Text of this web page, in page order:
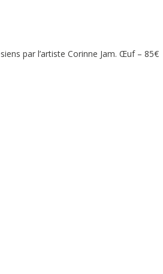
par l’artiste Corinne Jam. Œuf – 85€